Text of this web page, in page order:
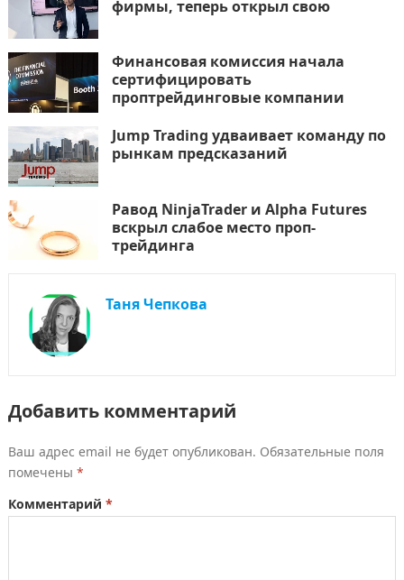
фирмы, теперь открыл свою
Финансовая комиссия начала
сертифицировать
проптрейдинговые компании
Jump Trading удваивает команду по
рынкам предсказаний
Равод NinjaTrader и Alpha Futures
вскрыл слабое место проп-
трейдинга
Таня Чепкова
Добавить комментарий
Ваш адрес email не будет опубликован. Обязательные поля
помечены *
Комментарий *